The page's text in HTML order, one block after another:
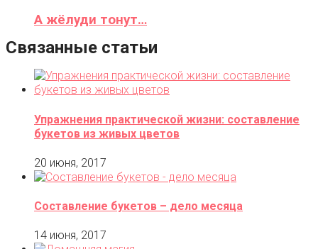
А жёлуди тонут…
Связанные статьи
Упражнения практической жизни: составление
букетов из живых цветов
20 июня, 2017
Составление букетов – дело месяца
14 июня, 2017